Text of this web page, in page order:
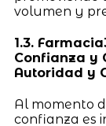
volumen y
1.3.
Confianza y
Autoridad y
Al momento
confianza es